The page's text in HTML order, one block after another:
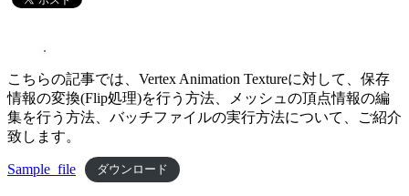
こちらの記事では、Vertex Animation Textureに対して、保存
情報の変換(Flip処理)を行う方法、メッシュの頂点情報の編
集を行う方法、バッチファイルの実行方法について、ご紹介
致します。
Sample_file ダウンロード